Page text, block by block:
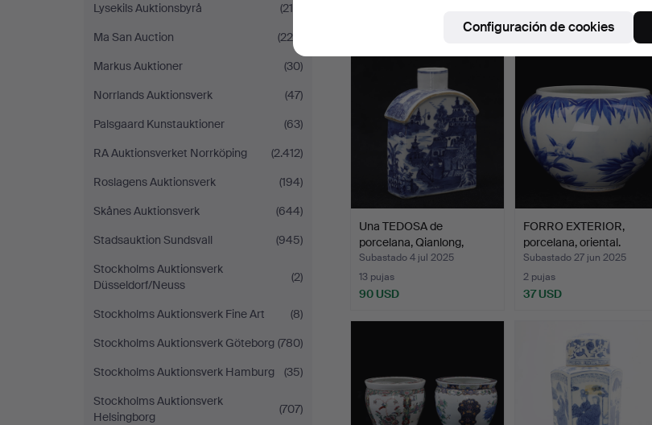
Lysekils Auktionsbyrå
(216)
Ma San Auction
(220)
Markus Auktioner
(30)
Norrlands Auktionsverk
(47)
Palsgaard Kunstauktioner
(63)
RA Auktionsverket Norrköping
(2.412)
Roslagens Auktionsverk
(194)
Skånes Auktionsverk
(644)
Stadsauktion Sundsvall
(945)
Stockholms Auktionsverk
Düsseldorf/Neuss
(2)
Stockholms Auktionsverk Fine Art
(8)
Stockholms Auktionsverk Göteborg (780)
Stockholms Auktionsverk Hamburg
(35)
Stockholms Auktionsverk
Helsingborg
(707)
37 USD
Una TEDOSA de
porcelana, Qianlong,
China, …
Subastado 4 jul 2025
13 pujas
90 USD
FORRO EXTERIOR,
porcelana, oriental.
Subastado 27 jun 2025
2 pujas
37 USD
Configuración de cookies